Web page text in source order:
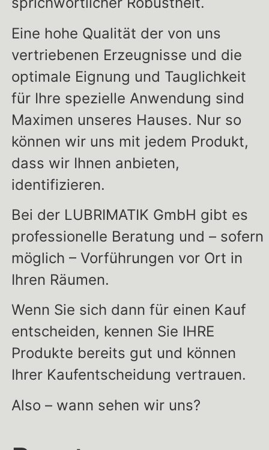
Eine hohe Qualität der von uns
vertriebenen Erzeugnisse und die
optimale Eignung und Tauglichkeit
für Ihre spezielle Anwendung sind
Maximen unseres Hauses. Nur so
können wir uns mit jedem Produkt,
dass wir Ihnen anbieten,
identifizieren.
Bei der LUBRIMATIK GmbH gibt es
professionelle Beratung und – sofern
möglich – Vorführungen vor Ort in
Ihren Räumen.
Wenn Sie sich dann für einen Kauf
entscheiden, kennen Sie IHRE
Produkte bereits gut und können
Ihrer Kaufentscheidung vertrauen.
Also – wann sehen wir uns?